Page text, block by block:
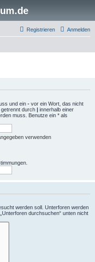
Anmelden
Registrieren
und ein - vor ein Wort, das nicht
durch | innerhalb einer
muss. Benutze ein * als
verwenden
werden soll. Unterforen werden
durchsuchen“ unten nicht